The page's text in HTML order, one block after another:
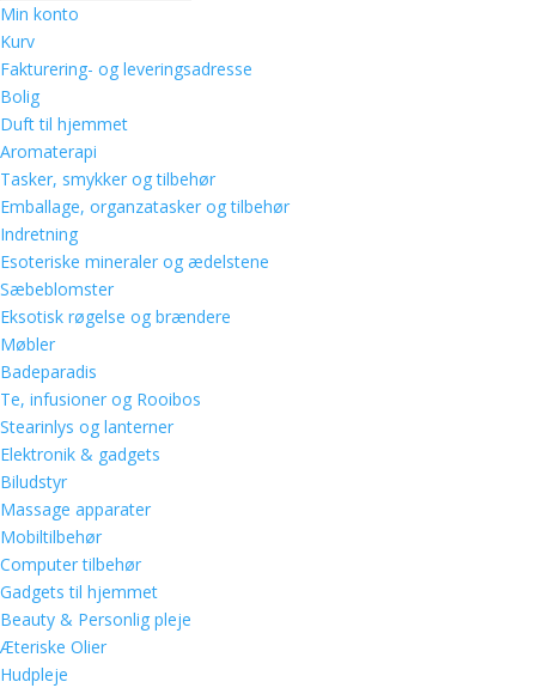
Min konto
Kurv
Fakturering- og leveringsadresse
Bolig
Duft til hjemmet
Aromaterapi
Tasker, smykker og tilbehør
Emballage, organzatasker og tilbehør
Indretning
Esoteriske mineraler og ædelstene
Sæbeblomster
Eksotisk røgelse og brændere
Møbler
Badeparadis
Te, infusioner og Rooibos
Stearinlys og lanterner
Elektronik & gadgets
Biludstyr
Massage apparater
Mobiltilbehør
Computer tilbehør
Gadgets til hjemmet
Beauty & Personlig pleje
Æteriske Olier
Hudpleje